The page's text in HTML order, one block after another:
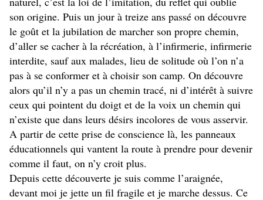
son origine. Puis un jour à treize ans passé on découvre
le goût et la jubilation de marcher son propre chemin,
d’aller se cacher à la récréation, à l’infirmerie, infirmerie
interdite, sauf aux malades, lieu de solitude où l’on n’a
pas à se conformer et à choisir son camp. On découvre
alors qu’il n’y a pas un chemin tracé, ni d’intérêt à suivre
ceux qui pointent du doigt et de la voix un chemin qui
n’existe que dans leurs désirs incolores de vous asservir.
A partir de cette prise de conscience là, les panneaux
éducationnels qui vantent la route à prendre pour devenir
comme il faut, on n’y croit plus.
Depuis cette découverte je suis comme l’araignée,
devant moi je jette un fil fragile et je marche dessus. Ce